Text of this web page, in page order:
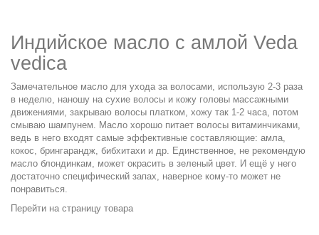
Индийское масло с амлой Veda
vedica
Замечательное масло для ухода за волосами, использую 2-3 раза
в неделю, наношу на сухие волосы и кожу головы массажными
движениями, закрываю волосы платком, хожу так 1-2 часа, потом
смываю шампунем. Масло хорошо питает волосы витаминчиками,
ведь в него входят самые эффективные составляющие: амла,
кокос, брингарандж, бибхитахи и др. Единственное, не рекомендую
масло блондинкам, может окрасить в зеленый цвет. И ещё у него
достаточно специфический запах, наверное кому-то может не
понравиться.
Перейти на страницу товара